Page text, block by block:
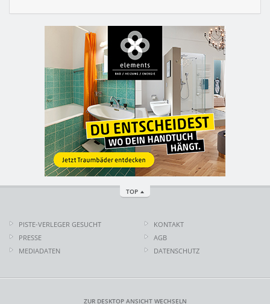
TOP
PISTE-VERLEGER GESUCHT
PRESSE
MEDIADATEN
KONTAKT
AGB
DATENSCHUTZ
ZUR DESKTOP ANSICHT WECHSELN